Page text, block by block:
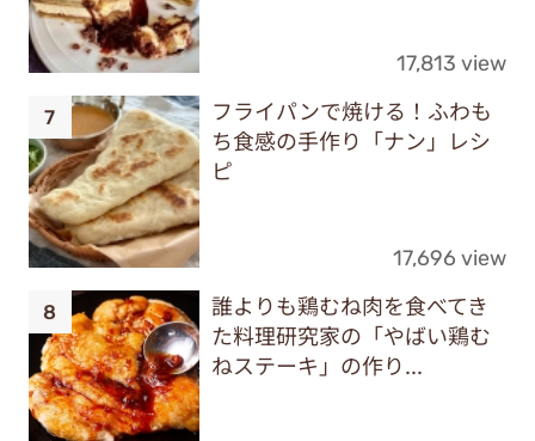
17,813 view
フライパンで焼ける！ふわも
ち食感の手作り「ナン」レシ
ピ
17,696 view
誰よりも鶏むね肉を食べてき
た料理研究家の「やばい鶏む
ねステーキ」の作り...